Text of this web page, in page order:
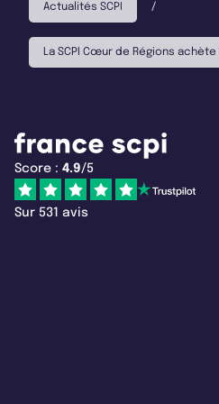
Actualités SCPI /
La SCPI Cœur de Régions achète
Score : 4.9/5
Sur 531 avis